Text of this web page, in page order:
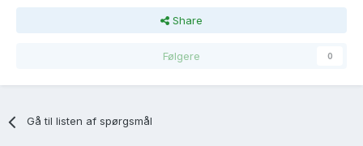
Share
Følgere 0
Gå til listen af spørgsmål